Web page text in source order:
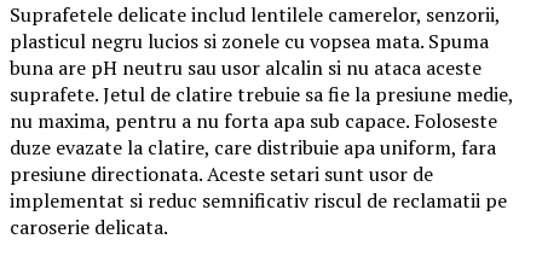
Suprafetele delicate includ lentilele camerelor, senzorii,
plasticul negru lucios si zonele cu vopsea mata. Spuma
buna are pH neutru sau usor alcalin si nu ataca aceste
suprafete. Jetul de clatire trebuie sa fie la presiune medie,
nu maxima, pentru a nu forta apa sub capace. Foloseste
duze evazate la clatire, care distribuie apa uniform, fara
presiune directionata. Aceste setari sunt usor de
implementat si reduc semnificativ riscul de reclamatii pe
caroserie delicata.